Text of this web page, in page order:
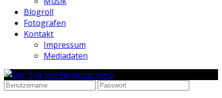
Blogroll
Fotografen
Kontakt
Impressum
Mediadaten